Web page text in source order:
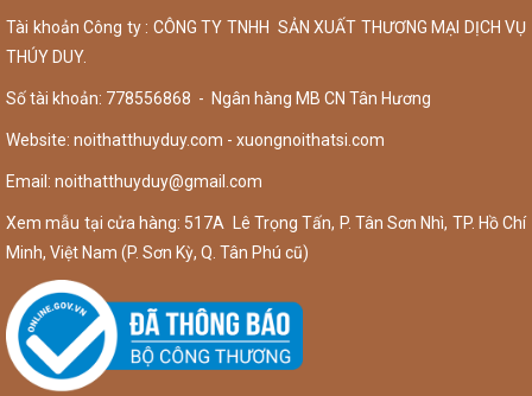
Tài khoản Công ty : CÔNG TY TNHH SẢN XUẤT THƯƠNG MẠI DỊCH VỤ
THÚY DUY.
Số tài khoản: 778556868 - Ngân hàng MB CN Tân Hương
Website: noithatthuyduy.com - xuongnoithatsi.com
Email: noithatthuyduy@gmail.com
Xem mẫu tại cửa hàng: 517A Lê Trọng Tấn, P. Tân Sơn Nhì, TP. Hồ Chí
Minh, Việt Nam (P. Sơn Kỳ, Q. Tân Phú cũ)